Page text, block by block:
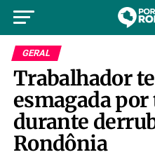
GERAL
Trabalhador
esmagada
durante
Rondônia